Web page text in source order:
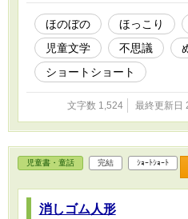
ほのぼの ほっこり
児童文学
不思議
ショートショート
文字数 1,524 最終更新日
児童書・童話 完結 ｼｮｰﾄｼｮｰﾄ
消しゴム人形